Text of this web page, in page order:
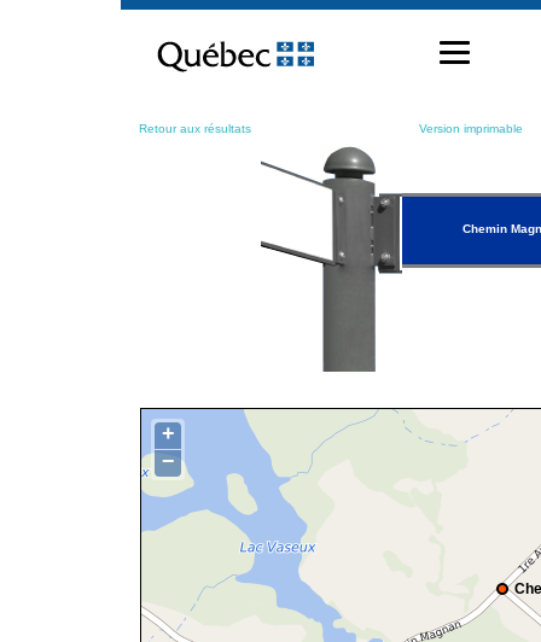
contenu
Retour aux résultats Version imprimable
Chemin
+
−